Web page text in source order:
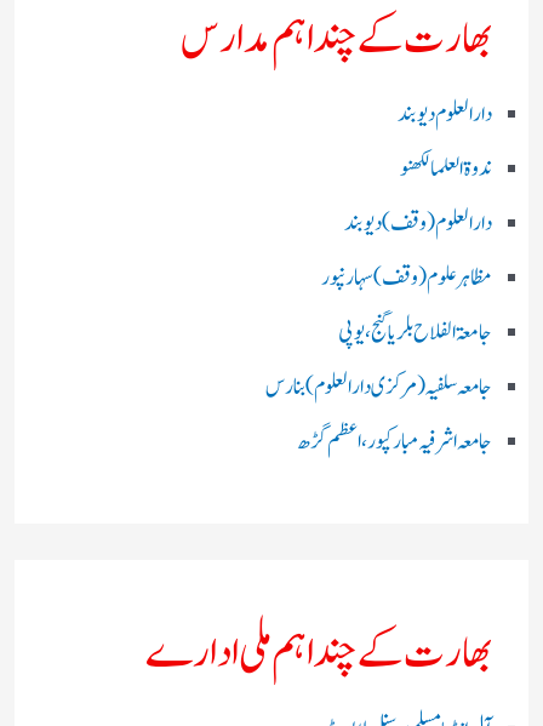
بھارت کے چند اہم مدارس
دارالعلوم دیوبند
ندوۃالعلما لکھنو
دارالعلوم (وقف)دیوبند
مظاہرعلوم (وقف)سہارنپور
جامعۃ الفلاح بلریاگنج،یوپی
جامعہ سلفیہ(مرکزی دارالعلوم )بنارس
جامعہ اشرفیہ مبارکپور،اعظم گڑھ
بھارت کے چند اہم ملی ادارے